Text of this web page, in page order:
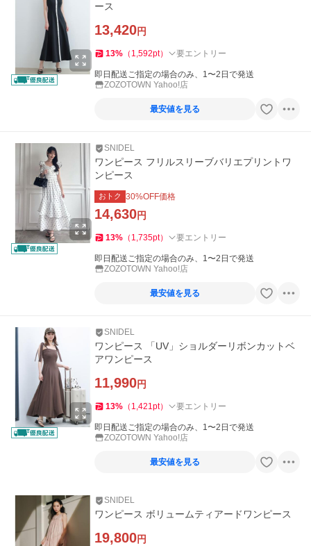
ース
13,420円
13% （ 1,592pt） 要エントリー
即日配送ご指定の場合のみ、1〜2日で発送
ZOZOTOWN Yahoo!店
最安値を見る
SNIDEL
ワンピース フリルスリーブバリエプリントワ
ンピース
おトク 30%OFF価格
14,630円
13% （ 1,735pt） 要エントリー
即日配送ご指定の場合のみ、1〜2日で発送
ZOZOTOWN Yahoo!店
最安値を見る
SNIDEL
ワンピース 「UV」ショルダーリボンカットベ
アワンピース
11,990円
13% （ 1,421pt） 要エントリー
即日配送ご指定の場合のみ、1〜2日で発送
ZOZOTOWN Yahoo!店
最安値を見る
SNIDEL
ワンピース ボリュームティアードワンピース
19,800円